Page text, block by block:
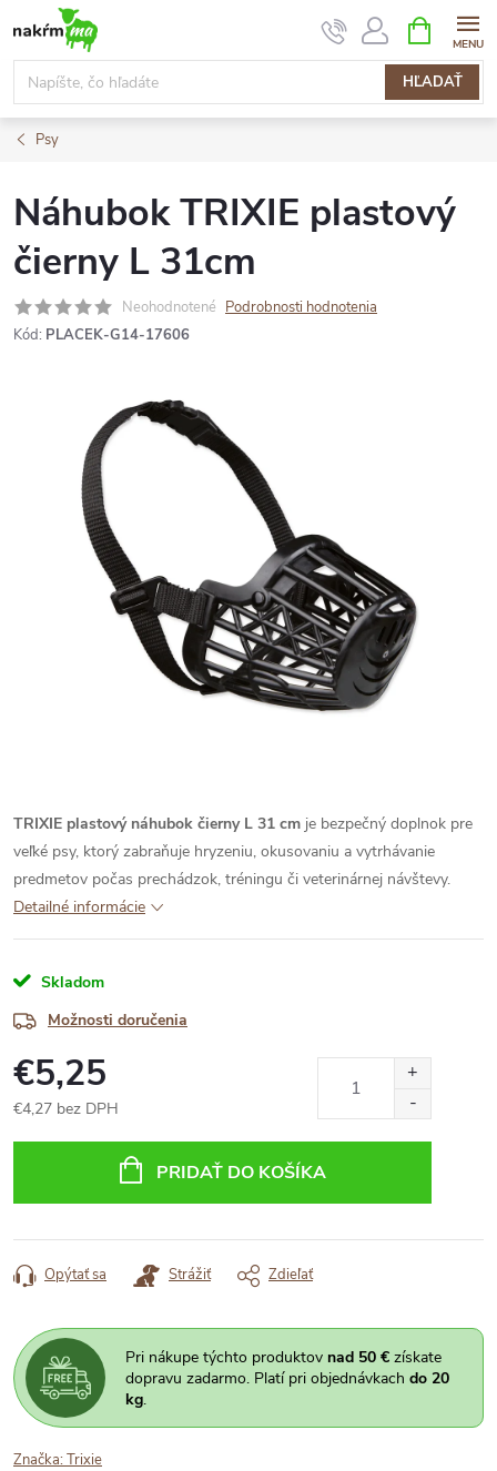
na
obsah
HĽADAŤ
KOŠÍK
Psy
Náhubok TRIXIE plastový
čierny L 31cm
Neohodnotené Podrobnosti hodnotenia
Kód: PLACEK-G14-17606
TRIXIE plastový náhubok čierny L 31 cm je bezpečný doplnok pre
veľké psy, ktorý zabraňuje hryzeniu, okusovaniu a vytrhávanie
predmetov počas prechádzok, tréningu či veterinárnej návštevy.
Detailné informácie
Skladom
Možnosti doručenia
€5,25
€4,27 bez DPH
PRIDAŤ DO KOŠÍKA
Opýtať sa Strážiť Zdieľať
Pri nákupe týchto produktov nad 50 € získate
dopravu zadarmo. Platí pri objednávkach do 20
kg.
Značka:Trixie